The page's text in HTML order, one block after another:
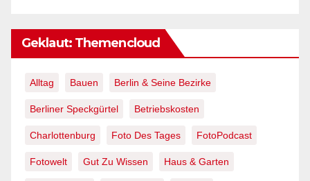
Geklaut: Themencloud
Alltag Bauen Berlin & Seine Bezirke
Berliner Speckgürtel Betriebskosten
Charlottenburg Foto Des Tages FotoPodcast
Fotowelt Gut Zu Wissen Haus & Garten